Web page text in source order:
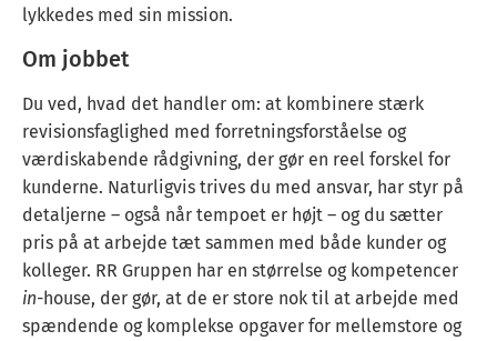
lykkedes med sin mission.
Om jobbet
Du ved, hvad det handler om: at kombinere stærk
revisionsfaglighed med forretningsforståelse og
værdiskabende rådgivning, der gør en reel forskel for
kunderne. Naturligvis trives du med ansvar, har styr på
detaljerne – også når tempoet er højt – og du sætter
pris på at arbejde tæt sammen med både kunder og
kolleger. RR Gruppen har en størrelse og kompetencer
in-house, der gør, at de er store nok til at arbejde med
spændende og komplekse opgaver for mellemstore og